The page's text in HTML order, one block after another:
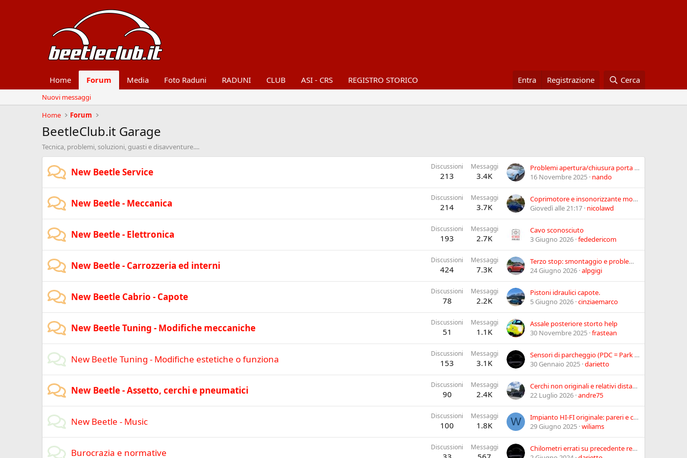
Home Forum Media Foto Raduni RADUNI CLUB ASI - CRS REGISTRO STORICO Entra Registrazione Cerca
Nuovi messaggi
Home
Forum
BeetleClub.it Garage
Tecnica, problemi, soluzioni, guasti e disavventure....
New Beetle Service Discussioni
213
Messaggi
3.4K
Problemi apertura/chiusura porta (elettrici e meccanici)
16 Novembre 2025 nando
New Beetle - Meccanica Discussioni
214
Messaggi
3.7K
Coprimotore e insonorizzante motore.
Giovedì alle 21:17 nicolawd
New Beetle - Elettronica Discussioni
193
Messaggi
2.7K
Cavo sconosciuto
3 Giugno 2026 fededericom
New Beetle - Carrozzeria ed interni Discussioni
424
Messaggi
7.3K
Terzo stop: smontaggio e problematiche annesse.
24 Giugno 2026 alpgigi
New Beetle Cabrio - Capote Discussioni
78
Messaggi
2.2K
Pistoni idraulici capote.
5 Giugno 2026 cinziaemarco
New Beetle Tuning - Modifiche meccaniche Discussioni
51
Messaggi
1.1K
Assale posteriore storto help
30 Novembre 2025 frastean
New Beetle Tuning - Modifiche estetiche o funziona Discussioni
153
Messaggi
3.1K
Sensori di parcheggio (PDC = Park Distance Control).
30 Gennaio 2025 darietto
New Beetle - Assetto, cerchi e pneumatici Discussioni
90
Messaggi
2.4K
Cerchi non originali e relativi distanziali/adattatori.
22 Luglio 2026 andre75
New Beetle - Music Discussioni
100
Messaggi
1.8K W
Impianto HI-FI originale: pareri e commenti... ed eventuale sostituzione casse.
29 Giugno 2025 wiliams
Burocrazia e normative Discussioni Messaggi
Chilometri errati su precedente revisione